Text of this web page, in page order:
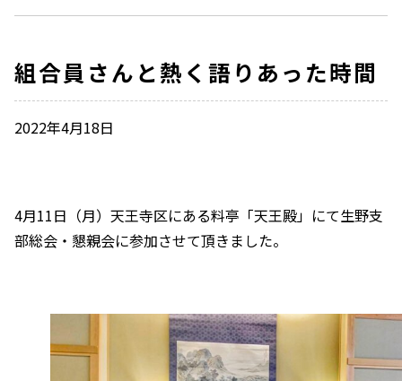
組合員さんと熱く語りあった時間
2022年4月18日
4月11日（月）天王寺区にある料亭「天王殿」にて生野支
部総会・懇親会に参加させて頂きました。